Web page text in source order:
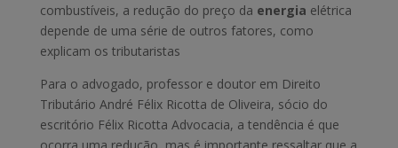
combustíveis, a redução do preço da energia elétrica
depende de uma série de outros fatores, como
explicam os tributaristas
Para o advogado, professor e doutor em Direito
Tributário André Félix Ricotta de Oliveira, sócio do
escritório Félix Ricotta Advocacia, a tendência é que